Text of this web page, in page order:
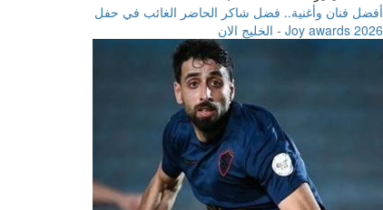
أفضل فنان وأغنية.. فضل شاكر الحاضر الغائب في حفل
Joy awards 2026 - الخليج الان